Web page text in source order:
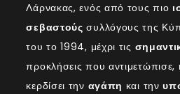
Λάρνακας, ενός από τους πιο
σεβαστούς συλλόγους της
του το 1994, μέχρι τις
προκλήσεις που αντιμετώπισε,
κερδίσει την αγάπη και την